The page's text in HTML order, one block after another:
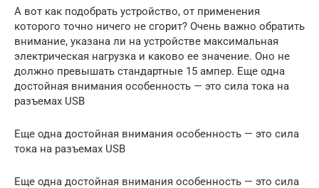
А вот как подобрать устройство, от применения
которого точно ничего не сгорит? Очень важно обратить
внимание, указана ли на устройстве максимальная
электрическая нагрузка и каково ее значение. Оно не
должно превышать стандартные 15 ампер. Еще одна
достойная внимания особенность — это сила тока на
разъемах USB
Еще одна достойная внимания особенность — это сила
тока на разъемах USB
Еще одна достойная внимания особенность — это сила